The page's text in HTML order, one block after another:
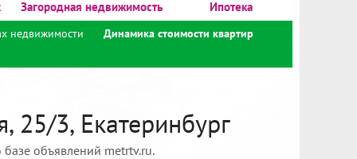
Загородная недвижимость Ипотека
недвижимости Динамика стоимости квартир
25/3, Екатеринбург
объявлений metrtv.ru.